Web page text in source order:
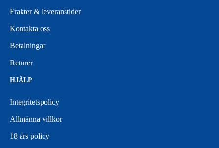
Frakter & leveranstider
Kontakta oss
Betalningar
Returer
HJÄLP
Integritetspolicy
Allmänna villkor
18 års policy